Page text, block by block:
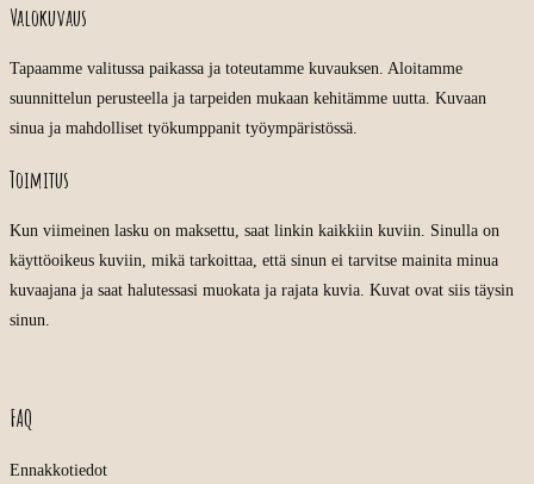
Valokuvaus
Tapaamme valitussa paikassa ja toteutamme kuvauksen. Aloitamme
suunnittelun perusteella ja tarpeiden mukaan kehitämme uutta. Kuvaan
sinua ja mahdolliset työkumppanit työympäristössä.
Toimitus
Kun viimeinen lasku on maksettu, saat linkin kaikkiin kuviin. Sinulla on
käyttöoikeus kuviin, mikä tarkoittaa, että sinun ei tarvitse mainita minua
kuvaajana ja saat halutessasi muokata ja rajata kuvia. Kuvat ovat siis täysin
sinun.
FAQ
Ennakkotiedot